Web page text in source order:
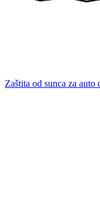
Zaštita od sunca za